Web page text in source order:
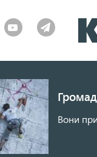
Вони